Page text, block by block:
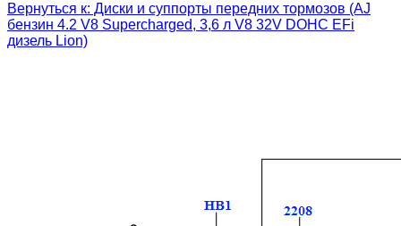
Вернуться к: Диски и суппорты передних тормозов (AJ
бензин 4.2 V8 Supercharged, 3,6 л V8 32V DOHC EFi
дизель Lion)